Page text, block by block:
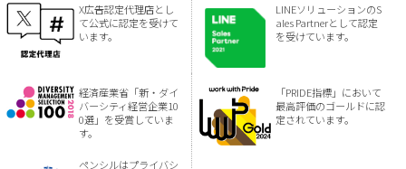
X広告認定代理店とし
て公式に認定を受けて
います。
LINEソリューションのS
ales Partnerとして認定
を受けています。
経済産業省「新・ダイ
バーシティ経営企業10
0選」を受賞していま
す。
「PRIDE指標」において
最高評価のゴールドに認
定されています。
ペンシルはプライバシ